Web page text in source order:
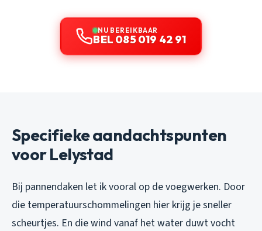
NU BEREIKBAAR
BEL 085 019 42 91
Specifieke aandachtspunten
voor Lelystad
Bij pannendaken let ik vooral op de voegwerken. Door
die temperatuurschommelingen hier krijg je sneller
scheurtjes. En die wind vanaf het water duwt vocht